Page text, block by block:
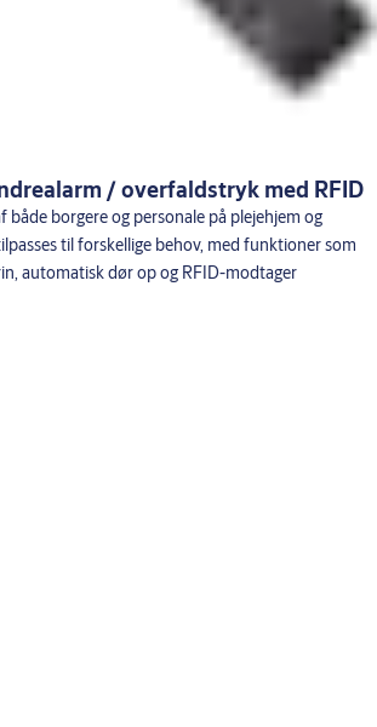
/ overfaldstryk med RFID
både borgere og personale på plejehjem og
til forskellige behov, med funktioner som
automatisk dør op og RFID-modtager